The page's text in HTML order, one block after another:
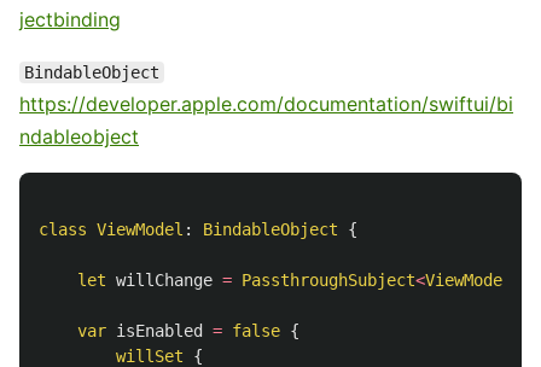
jectbinding
BindableObject
https://developer.apple.com/documentation/swiftui/bi
ndableobject
class ViewModel : BindableObject {
let willChange = PassthroughSubject<ViewModel
var isEnabled = false {
willSet
{